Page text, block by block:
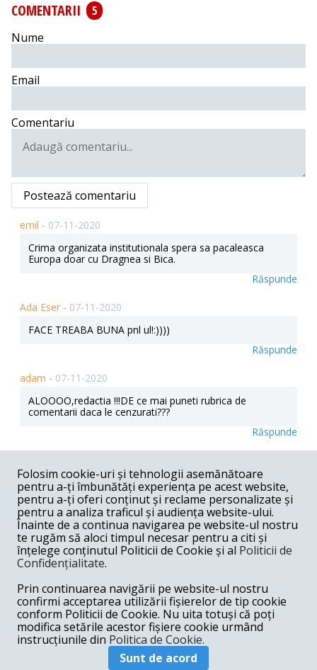
COMENTARII
5
Nume
Email
Comentariu
Postează comentariu
emil - 07-11-2020
Crima organizata institutionala spera sa pacaleasca
Europa doar cu Dragnea si Bica.
Răspunde
Ada Eser - 07-11-2020
FACE TREABA BUNA pnl ul!:))))
Răspunde
adam - 07-11-2020
ALOOOO,redactia !!!DE ce mai puneti rubrica de
comentarii daca le cenzurati???
Răspunde
Eu zic sa se dea cate un spor de pedeapsa(un 300% ar fi
bun??) pentru toti care nu suporta detentia ,preferand sa
fuga in diverse tari ale lumii.Propunem si noi o lege de
genul asta???Alo....USR ,propunem si noi asa ceva???
Răspunde
Adam -07-11-2020
Oare n ar trebui sa se dea un spor de pedeapsa ,sa
zicem un 300%,pentru toti acesti "nevinovati", care se
considera mai presuus de lege ,sfidand o prin ce fac si
apoi dupa judecata a ce au facut??Oare ar mai fugi ei
prin Costa Rica,Italia,Anglia etc??
Folosim cookie-uri și tehnologii asemănătoare
pentru a-ți îmbunătăți experiența pe acest website,
pentru a-ți oferi conținut și reclame personalizate și
pentru a analiza traficul și audiența website-ului.
Înainte de a continua navigarea pe website-ul nostru
te rugăm să aloci timpul necesar pentru a citi și
înțelege conținutul Politicii de Cookie și al Politicii de
Confidențialitate.
Prin continuarea navigării pe website-ul nostru
confirmi acceptarea utilizării fișierelor de tip cookie
conform Politicii de Cookie. Nu uita totuși că poți
modifica setările acestor fișiere cookie urmând
instrucțiunile din Politica de Cookie.
Sunt de acord